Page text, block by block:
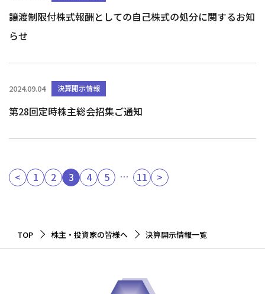
譲渡制限付株式報酬としての自己株式の処分に関するお知
らせ
2024.09.04 決算開示情報
第28回定時株主総会招集ご通知
< 1 2 3 4 5 … 11 >
TOP 株主・投資家の皆様へ 決算開示情報一覧